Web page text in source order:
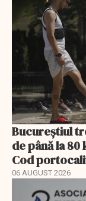
Bucureștiul
de până la
Cod
06 AUGUST 2026